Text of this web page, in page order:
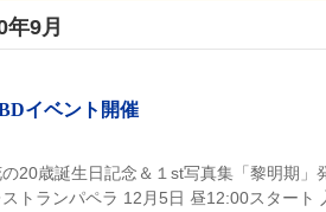
9月
イベント開催
20歳誕生日記念＆１st写真集「黎明期」
トランパペラ 12月5日 昼12:00スタート